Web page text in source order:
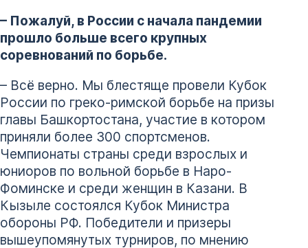
– Пожалуй, в России с начала пандемии
прошло больше всего крупных
соревнований по борьбе.
– Всё верно. Мы блестяще провели Кубок
России по греко-римской борьбе на призы
главы Башкортостана, участие в котором
приняли более 300 спортсменов.
Чемпионаты страны среди взрослых и
юниоров по вольной борьбе в Наро-
Фоминске и среди женщин в Казани. В
Кызыле состоялся Кубок Министра
обороны РФ. Победители и призеры
вышеупомянутых турниров, по мнению